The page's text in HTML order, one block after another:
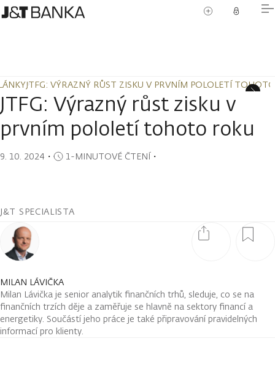
JTFG: VÝRAZNÝ RŮST ZISKU V PRVNÍM POLOLETÍ
JTFG: VÝRAZNÝ RŮST ZISKU V PRVNÍM POLOLETÍ
JTFG: Výrazný růst zisku v
prvním pololetí tohoto roku
9. 10. 2024 ・ 1-MINUTOVÉ ČTENÍ・
J&T SPECIALISTA
MILAN LÁVIČKA
Milan Lávička je senior analytik finančních trhů, sleduje, co se na
finančních trzích děje a zaměřuje se hlavně na sektory financí a
energetiky. Součástí jeho práce je také připravování pravidelných
informací pro klienty.